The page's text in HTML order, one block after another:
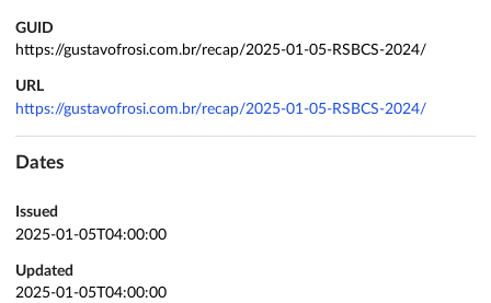
GUID
https://gustavofrosi.com.br/recap/2025-01-05-RSBCS-2024/
URL
https://gustavofrosi.com.br/recap/2025-01-05-RSBCS-2024/
Dates
Issued
2025-01-05T04:00:00
Updated
2025-01-05T04:00:00